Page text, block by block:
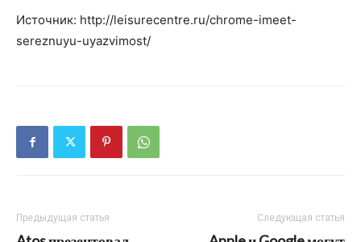
Источник: http://leisurecentre.ru/chrome-imeet-
sereznuyu-uyazvimost/
Предыдущая статья Следующая статья